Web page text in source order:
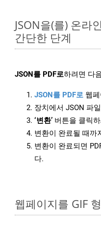
JSON을(를) 온라
간단한 단계
JSON를 PDF로하려면 다
JSON를 PDF로 웹
장치에서 JSON 파
‘변환’ 버튼을 클릭
변환이 완료될 때까
변환이 완료되면
다.
웹페이지를 GIF